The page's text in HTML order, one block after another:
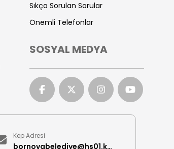
Sıkça Sorulan Sorular
Önemli Telefonlar
SOSYAL MEDYA
Kep Adresi
bornovabelediye@hs01.kep.tr